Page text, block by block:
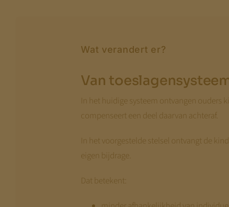
Wat verandert er?
Van
In het huidige systeem ontvangen ouders
compenseert een deel daarvan achteraf.
In het voorgestelde stelsel ontvangt de
eigen bijdrage.
Dat betekent: